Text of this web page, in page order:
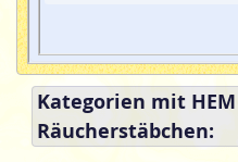
Kategorien mit
Räucherstäbchen: